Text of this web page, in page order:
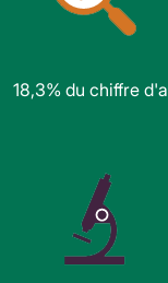
18,3% du chiffre